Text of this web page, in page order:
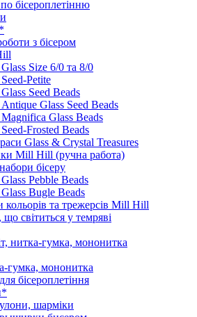
бісероплетінню
з бісером
Glass Size 6/0 та 8/0
Seed-Petite
Glass Seed Beads
Antique Glass Seed Beads
Magnifica Glass Beads
Seed-Frosted Beads
Glass & Crystal Treasures
Mill Hill (ручна работа)
бісеру
Glass Pebble Beads
Glass Bugle Beads
кольорів та трежерсів Mill Hill
що світиться у темряві
нитка-гумка, мононитка
гумка, мононитка
бісероплетіння
шарміки